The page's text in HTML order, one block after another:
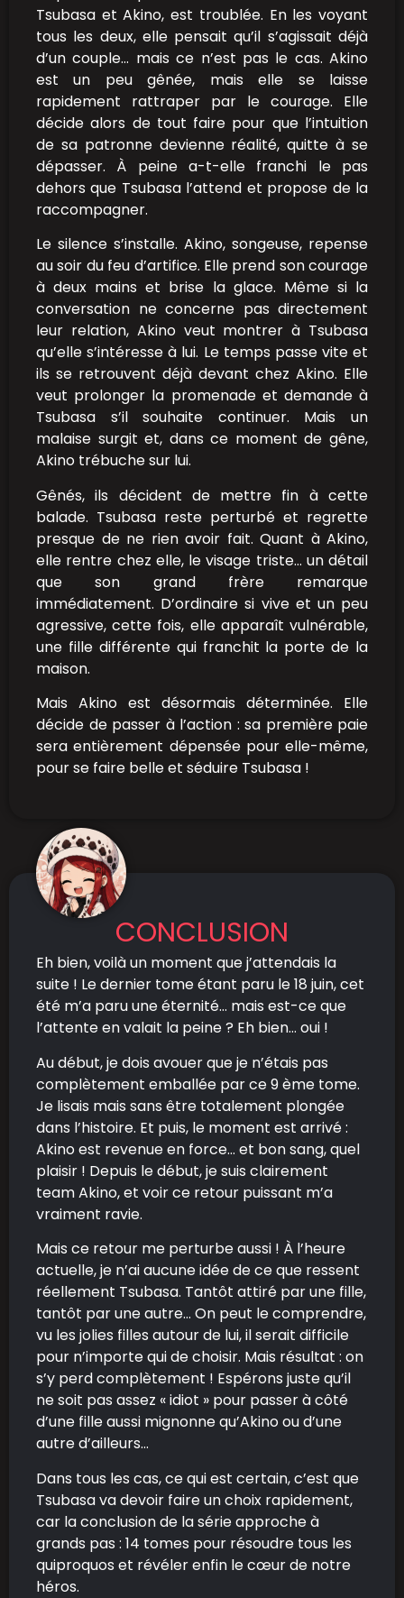
Tsubasa et Akino, est troublée. En les voyant
tous les deux, elle pensait qu’il s’agissait déjà
d’un couple… mais ce n’est pas le cas. Akino
est un peu gênée, mais elle se laisse
rapidement rattraper par le courage. Elle
décide alors de tout faire pour que l’intuition
de sa patronne devienne réalité, quitte à se
dépasser. À peine a-t-elle franchi le pas
dehors que Tsubasa l’attend et propose de la
raccompagner.
Le silence s’installe. Akino, songeuse, repense
au soir du feu d’artifice. Elle prend son courage
à deux mains et brise la glace. Même si la
conversation ne concerne pas directement
leur relation, Akino veut montrer à Tsubasa
qu’elle s’intéresse à lui. Le temps passe vite et
ils se retrouvent déjà devant chez Akino. Elle
veut prolonger la promenade et demande à
Tsubasa s’il souhaite continuer. Mais un
malaise surgit et, dans ce moment de gêne,
Akino trébuche sur lui.
Gênés, ils décident de mettre fin à cette
balade. Tsubasa reste perturbé et regrette
presque de ne rien avoir fait. Quant à Akino,
elle rentre chez elle, le visage triste… un détail
que son grand frère remarque
immédiatement. D’ordinaire si vive et un peu
agressive, cette fois, elle apparaît vulnérable,
une fille différente qui franchit la porte de la
maison.
Mais Akino est désormais déterminée. Elle
décide de passer à l’action : sa première paie
sera entièrement dépensée pour elle-même,
pour se faire belle et séduire Tsubasa !
CONCLUSION
Eh bien, voilà un moment que j’attendais la
suite ! Le dernier tome étant paru le 18 juin, cet
été m’a paru une éternité… mais est-ce que
l’attente en valait la peine ? Eh bien… oui !
Au début, je dois avouer que je n’étais pas
complètement emballée par ce 9 ème tome.
Je lisais mais sans être totalement plongée
dans l’histoire. Et puis, le moment est arrivé :
Akino est revenue en force… et bon sang, quel
plaisir ! Depuis le début, je suis clairement
team Akino, et voir ce retour puissant m’a
vraiment ravie.
Mais ce retour me perturbe aussi ! À l’heure
actuelle, je n’ai aucune idée de ce que ressent
réellement Tsubasa. Tantôt attiré par une fille,
tantôt par une autre… On peut le comprendre,
vu les jolies filles autour de lui, il serait difficile
pour n’importe qui de choisir. Mais résultat : on
s’y perd complètement ! Espérons juste qu’il
ne soit pas assez « idiot » pour passer à côté
d’une fille aussi mignonne qu’Akino ou d’une
autre d’ailleurs…
Dans tous les cas, ce qui est certain, c’est que
Tsubasa va devoir faire un choix rapidement,
car la conclusion de la série approche à
grands pas : 14 tomes pour résoudre tous les
quiproquos et révéler enfin le cœur de notre
héros.